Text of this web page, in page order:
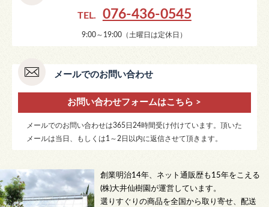
TEL. 076-436-0545
9:00～19:00（土曜日は定休日）
メールでのお問い合わせ
お問い合わせフォームはこちら >
メールでのお問い合わせは365日24時間受け付けています。頂いた
メールは当日、もしくは1～2日以内に返信させて頂きます。
創業明治14年、ネット通販歴も15年をこえる
(株)大井仙樹園が運営しています。
選りすぐりの商品を全国から取り寄せ、配送